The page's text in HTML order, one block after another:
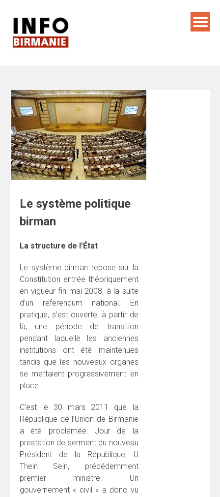
Le système politique
birman
La structure de l’État
Le système birman repose sur la
Constitution entrée théoriquement
en vigueur fin mai 2008, à la suite
d’un referendum national. En
pratique, s’est ouverte, à partir de
là, une période de transition
pendant laquelle les anciennes
institutions ont été maintenues
tandis que les nouveaux organes
se mettaient progressivement en
place.
C’est le 30 mars 2011 que la
République de l’Union de Birmanie
a été proclamée. Jour de la
prestation de serment du nouveau
Président de la République, U
Thein Sein, précédemment
premier ministre. Un
gouvernement « civil » a donc vu